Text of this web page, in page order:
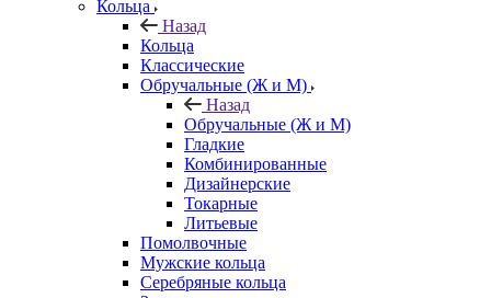
Кольца
Назад
Кольца
Классические
Обручальные (Ж и М)
Назад
Обручальные (Ж и М)
Гладкие
Комбинированные
Дизайнерские
Токарные
Литьевые
Помолвочные
Мужские кольца
Серебряные кольца